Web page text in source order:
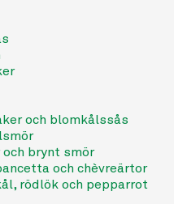
och blomkålssås
brynt smör
och chèvreärtor
rödlök och pepparrot